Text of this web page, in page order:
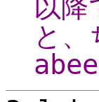
以降
と
abee